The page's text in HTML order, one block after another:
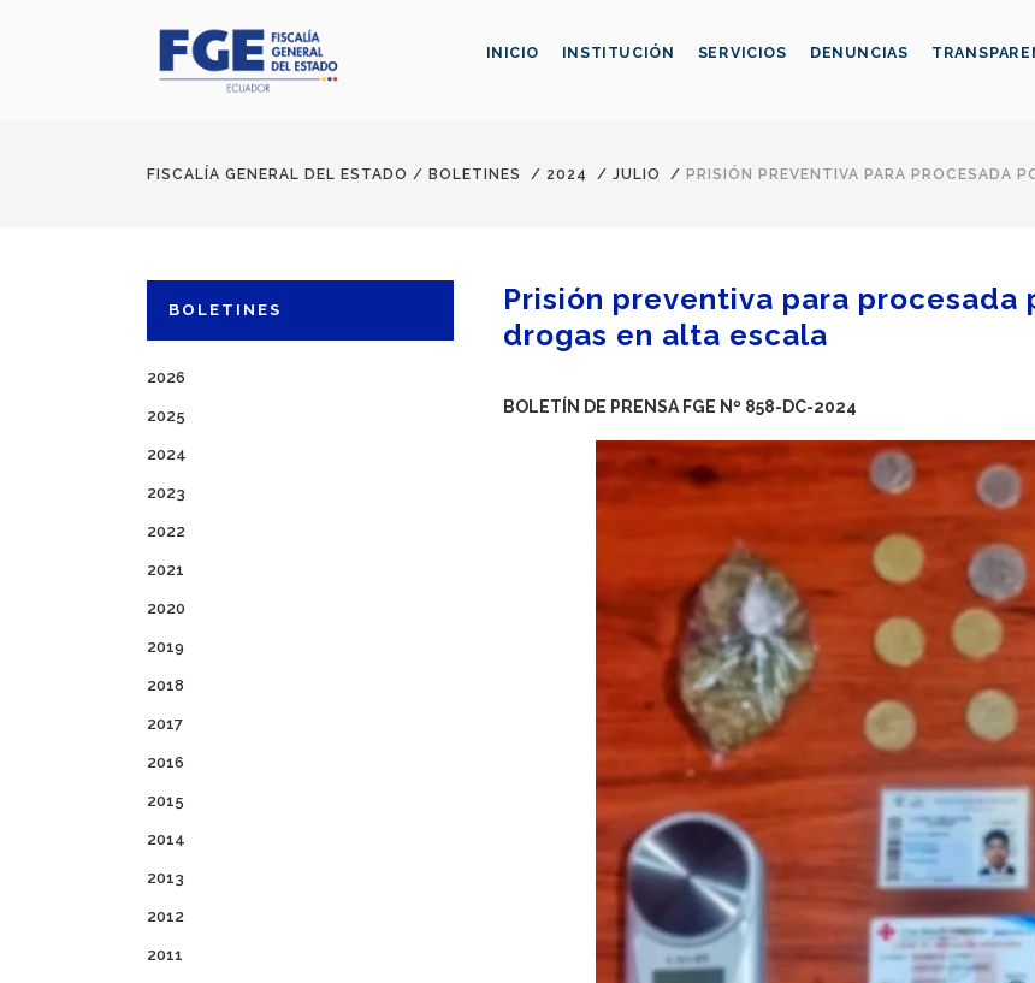
INICIO INSTITUCIÓN SERVICIOS DENUNCIAS
FISCALÍA GENERAL DEL ESTADO / BOLETINES / 2024 / JULIO / PRISIÓN PREVENTIVA PARA PROCESADA
BOLETINES
2026
2025
2024
2023
2022
2021
2020
2019
2018
2017
2016
2015
2014
2013
2012
2011
Prisión preventiva para
drogas en alta escala
BOLETÍN DE PRENSA FGE Nº 858-DC-2024